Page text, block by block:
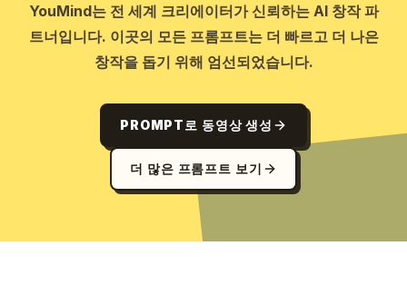
YouMind는 전 세계 크리에이터가 신뢰하는 AI 창작 파
트너입니다. 이곳의 모든 프롬프트는 더 빠르고 더 나은
창작을 돕기 위해 엄선되었습니다.
PROMPT로 동영상 생성
더 많은 프롬프트 보기